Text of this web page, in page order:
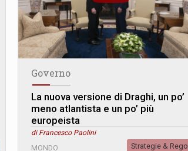
Governo
La nuova versione di Draghi, un po’
meno atlantista e un po’ più
europeista
di Francesco Paolini
MONDO Strategie &